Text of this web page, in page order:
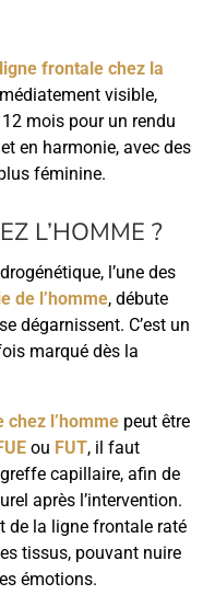
frontale chez la
visible,
mois pour un rendu
en harmonie, avec des
féminine.
L’HOMME ?
l’une des
de l’homme, débute
dégarnissent. C’est un
marqué dès la
l’hommepeut être
ou FUT, il faut
capillaire, afin de
après l’intervention.
de la ligne frontale raté
tissus, pouvant nuire
émotions.